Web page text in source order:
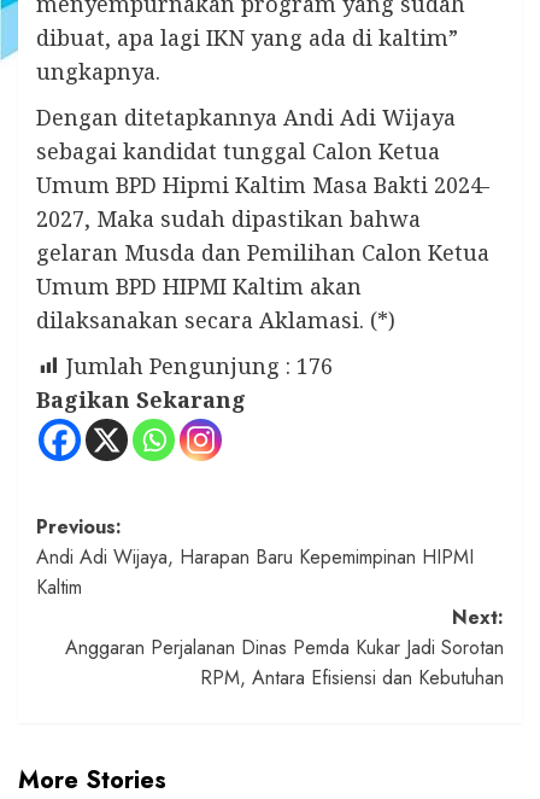
dibuat, apa lagi IKN yang ada di kaltim”
ungkapnya.
Dengan ditetapkannya Andi Adi Wijaya
sebagai kandidat tunggal Calon Ketua
Umum BPD Hipmi Kaltim Masa Bakti 2024-
2027, Maka sudah dipastikan bahwa
gelaran Musda dan Pemilihan Calon Ketua
Umum BPD HIPMI Kaltim akan
dilaksanakan secara Aklamasi. (*)
Jumlah Pengunjung : 176
Bagikan Sekarang
Post
navigation
Previous:
Andi Adi Wijaya, Harapan Baru Kepemimpinan HIPMI
Kaltim
Next:
Anggaran Perjalanan Dinas Pemda Kukar Jadi Sorotan
RPM, Antara Efisiensi dan Kebutuhan
More Stories